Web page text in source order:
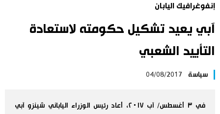
Русский
سياحة وسفر
اليابان في فيديو
إنفوغرافيك اليابان
آبي يعيد تشكيل حكومته لاستعادة
التأييد الشعبي
سياسة 04/08/2017
في ٣ أغسطس/ آب ٢٠١٧، أعاد رئيس الوزراء الياباني شينزو آبي